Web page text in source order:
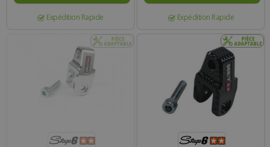
Expédition Rapide Expédition Rapide